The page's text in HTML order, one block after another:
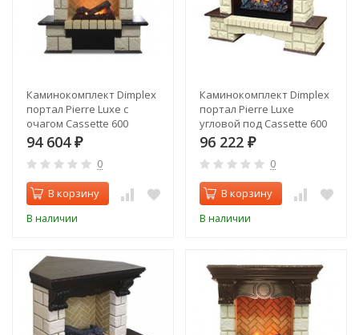
Каминокомплект Dimplex
портал Pierre Luxe с
очагом Cassette 600
94 604 ₽
0
В корзину
В наличии
Каминокомплект Dimplex
портал Pierre Luxe
угловой под Cassette 600
96 222 ₽
0
В корзину
В наличии